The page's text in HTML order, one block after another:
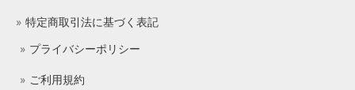
特定商取引法に基づく表記
プライバシーポリシー
ご利用規約